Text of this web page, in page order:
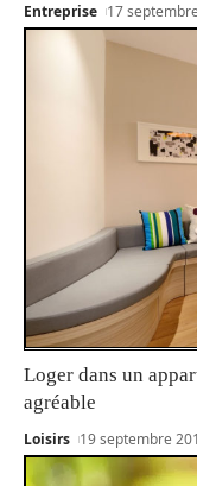
Entreprise 17
Loger dans un
agréable
Loisirs 19 septembre